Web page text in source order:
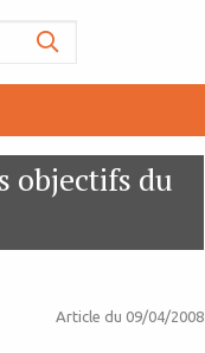
objectifs du
Article du 09/04/2008